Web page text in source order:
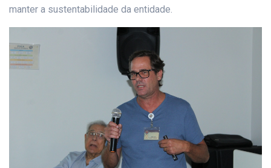
manter a sustentabilidade da entidade.